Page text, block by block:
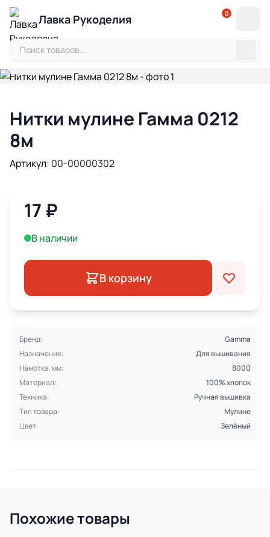
Лавка Рукоделия 0
Нитки мулине Гамма 0212
8м
Артикул: 00-00000302
17 ₽
В наличии
В корзину
Бренд:
Gamma
Назначение:
Для вышивания
Намотка, мм:
8000
Материал:
100% хлопок
Техника:
Ручная вышивка
Тип товара:
Мулине
Цвет:
Зелёный
Похожие товары